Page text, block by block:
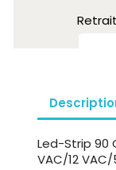
Led-Strip 90
VAC/12